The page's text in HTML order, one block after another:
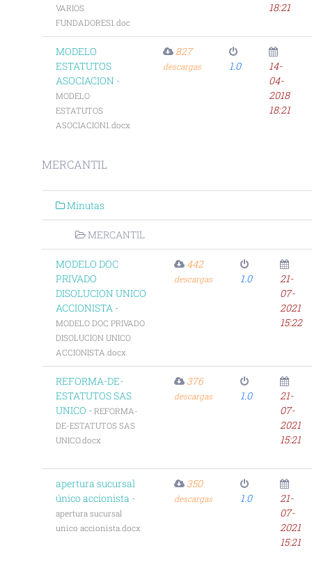
VARIOS
FUNDADORES1.doc
18:21
MODELO
ESTATUTOS
ASOCIACION -
MODELO
ESTATUTOS
ASOCIACION1.docx
827
descargas 1.0
14-
04-
2018
18:21
MERCANTIL
Minutas
MERCANTIL
MODELO DOC
PRIVADO
DISOLUCION UNICO
ACCIONISTA -
MODELO DOC PRIVADO
DISOLUCION UNICO
ACCIONISTA.docx
442
descargas 1.0
21-
07-
2021
15:22
REFORMA-DE-
ESTATUTOS SAS
UNICO - REFORMA-
DE-ESTATUTOS SAS
UNICO.docx
376
descargas 1.0
21-
07-
2021
15:21
apertura sucursal
único accionista -
apertura sucursal
unico accionista.docx
350
descargas 1.0
21-
07-
2021
15:21